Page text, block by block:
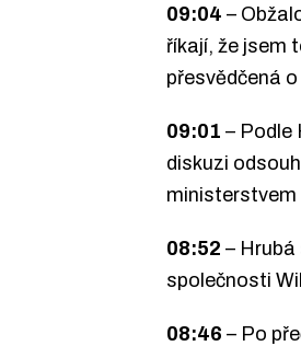
09:04 –
říkají, že jsem
přesvědčená
09:01 – Podle
diskuzi
ministerstvem
08:52 –
společnosti
08:46 – Po